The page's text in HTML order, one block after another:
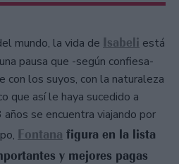
mundo, la vida de Isabeli está
pausa que -según confiesa-
con los suyos, con la naturaleza
que así le haya sucedido a
se encuentra viajando por
Fontana figura en la lista
y mejores pagas